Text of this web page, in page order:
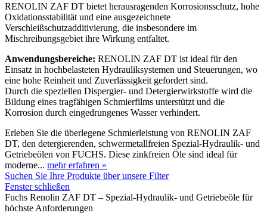
RENOLIN ZAF DT bietet herausragenden Korrosionsschutz, hohe
Oxidationsstabilität und eine ausgezeichnete
Verschleißschutzadditivierung, die insbesondere im
Mischreibungsgebiet ihre Wirkung entfaltet.
Anwendungsbereiche: RENOLIN ZAF DT ist ideal für den
Einsatz in hochbelasteten Hydrauliksystemen und Steuerungen, wo
eine hohe Reinheit und Zuverlässigkeit gefordert sind.
Durch die speziellen Dispergier- und Detergierwirkstoffe wird die
Bildung eines tragfähigen Schmierfilms unterstützt und die
Korrosion durch eingedrungenes Wasser verhindert.
Erleben Sie die überlegene Schmierleistung von RENOLIN ZAF
DT, den detergierenden, schwermetallfreien Spezial-Hydraulik- und
Getriebeölen von FUCHS. Diese zinkfreien Öle sind ideal für
moderne... mehr erfahren »
Suchen Sie Ihre Produkte über unsere Filter
Fenster schließen
Fuchs Renolin ZAF DT – Spezial-Hydraulik- und Getriebeöle für
höchste Anforderungen